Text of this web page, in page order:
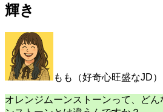
輝き
もも（好奇心旺盛なJD）
オレンジムーンストーンって、ど